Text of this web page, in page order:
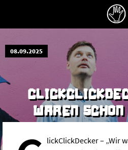
08.09.2025
WAREN
lickClickDecker – „Wir